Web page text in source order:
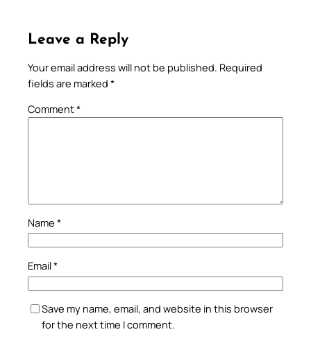
Leave a Reply
Your email address will not be published. Required
fields are marked *
Comment*
Name *
Email*
Save my name, email, and website in this browser
for the next time I comment.